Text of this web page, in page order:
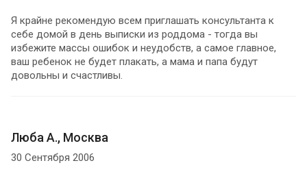
Я крайне рекомендую всем приглашать консультанта к
себе домой в день выписки из роддома - тогда вы
избежите массы ошибок и неудобств, а самое главное,
ваш ребенок не будет плакать, а мама и папа будут
довольны и счастливы.
Люба А., Москва
30 Сентября 2006